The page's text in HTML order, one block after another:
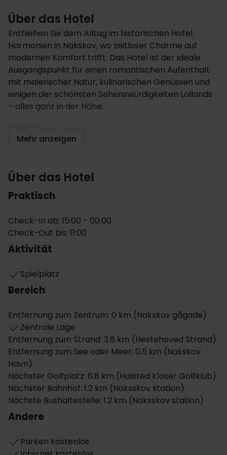
Über das Hotel
Entfliehen Sie dem Alltag im historischen Hotel
Harmonien in Nakskov, wo zeitloser Charme auf
modernen Komfort trifft. Das Hotel ist der ideale
Ausgangspunkt für einen romantischen Aufenthalt
mit malerischer Natur, kulinarischen Genüssen und
einigen der schönsten Sehenswürdigkeiten Lollands
– alles ganz in der Nähe.
Willkommen in einem der traditionsreichsten Hotels
stilvoller Feiern, geselliger Veranstaltungen und
unvergesslicher Tanzabende. Das historische
während Sie heute von unserem freundlichen Team
herzlich empfangen werden, das alles dafür tut,
gestalten.
Nach einem erlebnisreichen Tag können Sie sich in
Ihrem komfortablen, modern eingerichteten
Zimmer entspannen oder im idyllischen grünen
Innenhof des Hotels zur Ruhe kommen, bevor Sie die
besondere Atmosphäre und die Geschichte von
Nakskov entdecken.
Nur wenige Schritte vom Hotel entfernt erwartet Sie
ein wahres kulinarisches Highlight. Das Restaurant
Surt & Sødt ist bekannt für seine kreative Küche, in
der frische Zutaten aus Lolland zu modernen
Gerichten mit einer harmonischen Balance aus
süßen und sauren Aromen verarbeitet werden. Zum
mit handgefertigten Kuchen und ausgezeichnetem
Kaffee. Wenn Sie Ihren Aufenthalt über Risskov
Mehr anzeigen
Über das Hotel
Praktisch
Check-In ab: 15:00 - 00:00
Check-Out bis: 11:00
Aktivität
Spielplatz
Bereich
Entfernung zum Zentrum: 0 km (Nakskov gågade)
Zentrale Lage
Entfernung zum Strand: 3.8 km (Hestehoved Strand)
Entfernung zum See oder Meer: 0.5 km (Nakskov
Havn)
Nächster Golfplatz: 6.8 km (Halsted Kloser Golfklub)
Nächster Bahnhof: 1.2 km (Naksskov station)
Nächste Bushaltestelle: 1.2 km (Naksskov station)
Andere
Parken kostenlos